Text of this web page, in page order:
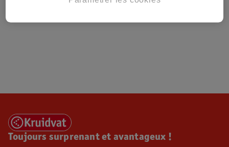
Toujours surprenant et avantageux !